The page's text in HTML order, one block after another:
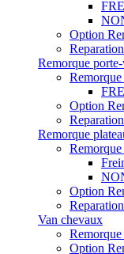
Option
Remorque
Option
Remorque
Remorque
Option
Van chevaux
Remorque
Option